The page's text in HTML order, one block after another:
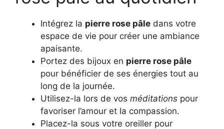
Intégrez la pierre rose pâle dans votre
espace de vie pour créer une ambiance
apaisante.
Portez des bijoux en pierre rose pâle
pour bénéficier de ses énergies tout au
long de la journée.
Utilisez-la lors de vos méditations pour
favoriser l’amour et la compassion.
Placez-la sous votre oreiller pour